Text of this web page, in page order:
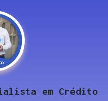
em Crédito